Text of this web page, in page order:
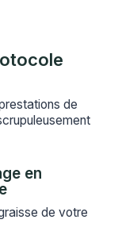
de
en
de votre